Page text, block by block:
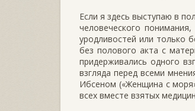
Если я здесь выступаю в
человеческого
уродливостей или только
без полового акта с
придерживались одного
взгляда перед всеми
Ибсеном («Женщина с
всех вместе взятых